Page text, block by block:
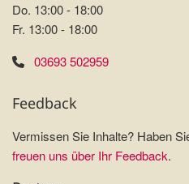
Do. 13:00 - 18:00
Fr. 13:00 - 18:00
03693 502959
Feedback
Vermissen Sie Inhalte? Haben
freuen uns über Ihr Feedback.